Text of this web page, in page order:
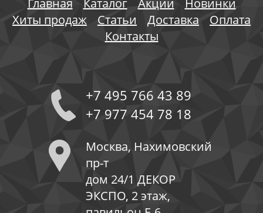
Главная Каталог Акции
Новинки
Хиты продаж
Статьи Доставка
Оплата
Контакты
+7 495 766 43 89
+7 977 454 78 18
Москва, Нахимовский
пр-т
дом 24/1 ДЕКОР
ЭКСПО, 2 этаж,